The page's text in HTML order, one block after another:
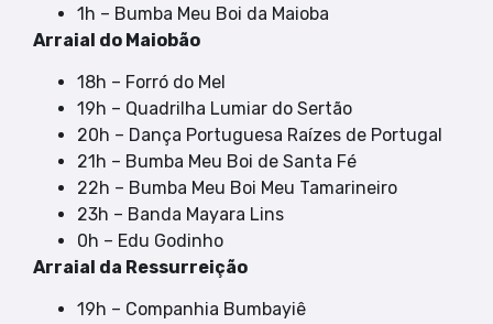
1h – Bumba Meu Boi da Maioba
Arraial do Maiobão
18h – Forró do Mel
19h – Quadrilha Lumiar do Sertão
20h – Dança Portuguesa Raízes de Portugal
21h – Bumba Meu Boi de Santa Fé
22h – Bumba Meu Boi Meu Tamarineiro
23h – Banda Mayara Lins
0h – Edu Godinho
Arraial da Ressurreição
19h – Companhia Bumbayiê